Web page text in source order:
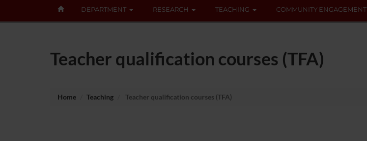
DEPARTMENT RESEARCH TEACHING COMMUNITY ENGAGEMENT
Teacher qualification courses (TFA)
Home Teaching Teacher qualification courses (TFA)